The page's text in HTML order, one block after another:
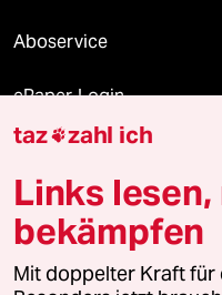
Aboservice
ePaper Login
Downloads für
© 2026 taz Verlags und
Alle Rechte vorbehalten. Bei
wenden Sie sich bitte an
taz zahl ich
Links
bekämpfen
Mit doppelter Kraft für